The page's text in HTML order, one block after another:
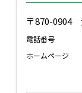
〒870-0904
電話番号
ホームページ